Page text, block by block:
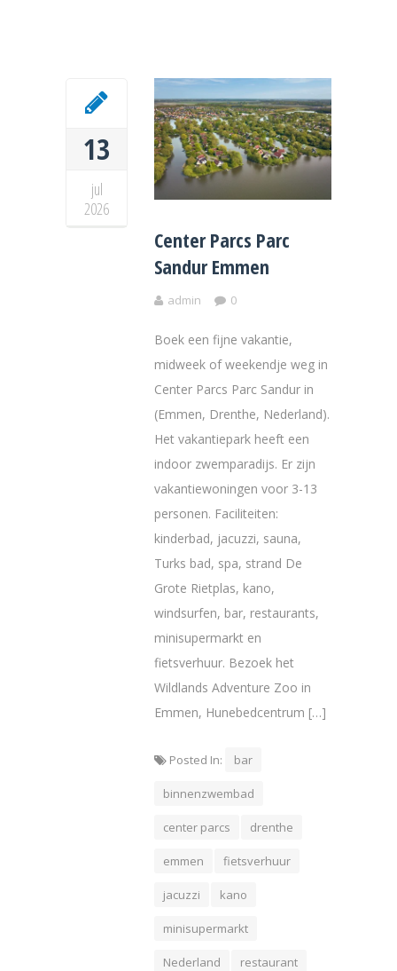
13
jul
2026
Center Parcs Parc
Sandur Emmen
admin 0
Boek een fijne vakantie,
midweek of weekendje weg in
Center Parcs Parc Sandur in
(Emmen, Drenthe, Nederland).
Het vakantiepark heeft een
indoor zwemparadijs. Er zijn
vakantiewoningen voor 3-13
personen. Faciliteiten:
kinderbad, jacuzzi, sauna,
Turks bad, spa, strand De
Grote Rietplas, kano,
windsurfen, bar, restaurants,
minisupermarkt en
fietsverhuur. Bezoek het
Wildlands Adventure Zoo in
Emmen, Hunebedcentrum […]
Posted In: bar
binnenzwembad
center parcs drenthe
emmen fietsverhuur
jacuzzi kano
minisupermarkt
Nederland restaurant